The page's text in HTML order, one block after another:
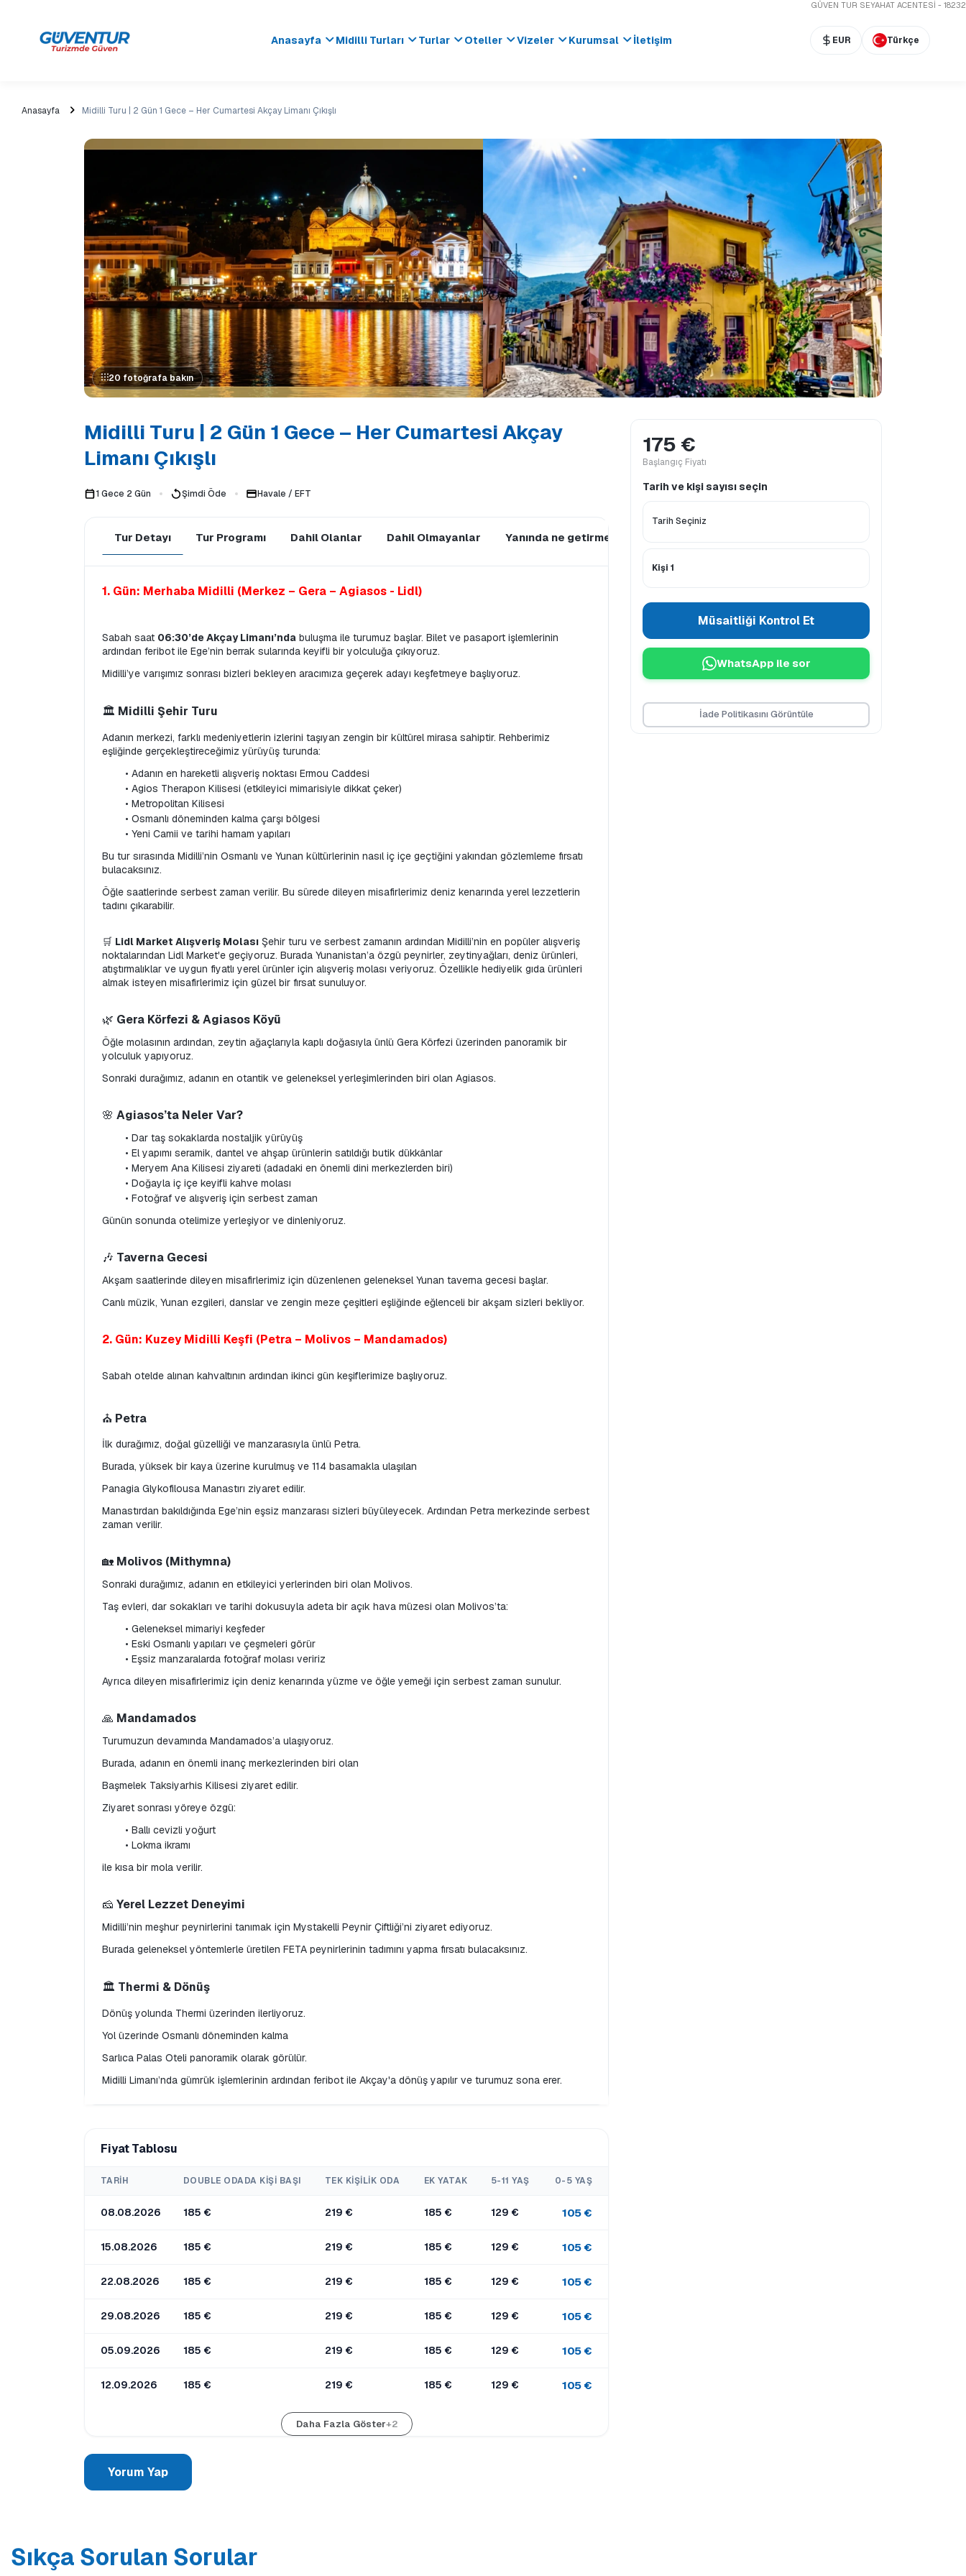
GÜVEN TUR SEYAHAT ACENTESİ - 18232
Anasayfa Midilli Turları Turlar Oteller Vizeler Kurumsal İletişim EUR Türkçe
Anasayfa Midilli Turu | 2 Gün 1 Gece – Her Cumartesi Akçay Limanı Çıkışlı
20 fotoğrafa bakın
Midilli Turu | 2 Gün 1 Gece – Her Cumartesi Akçay
Limanı Çıkışlı
1 Gece 2 Gün Şimdi Öde Havale / EFT
Tur Detayı Tur Programı Dahil Olanlar Dahil Olmayanlar Yanında ne getirmeli?
1. Gün: Merhaba Midilli (Merkez – Gera – Agiasos - Lidl)
Sabah saat 06:30’de Akçay Limanı’nda buluşma ile turumuz başlar. Bilet ve pasaport işlemlerinin
ardından feribot ile Ege’nin berrak sularında keyifli bir yolculuğa çıkıyoruz.
Midilli’ye varışımız sonrası bizleri bekleyen aracımıza geçerek adayı keşfetmeye başlıyoruz.
🏛️ Midilli Şehir Turu
Adanın merkezi, farklı medeniyetlerin izlerini taşıyan zengin bir kültürel mirasa sahiptir. Rehberimiz
eşliğinde gerçekleştireceğimiz yürüyüş turunda:
Adanın en hareketli alışveriş noktası Ermou Caddesi
Agios Therapon Kilisesi (etkileyici mimarisiyle dikkat çeker)
Metropolitan Kilisesi
Osmanlı döneminden kalma çarşı bölgesi
Yeni Camii ve tarihi hamam yapıları
Bu tur sırasında Midilli’nin Osmanlı ve Yunan kültürlerinin nasıl iç içe geçtiğini yakından gözlemleme fırsatı
bulacaksınız.
Öğle saatlerinde serbest zaman verilir. Bu sürede dileyen misafirlerimiz deniz kenarında yerel lezzetlerin
tadını çıkarabilir.
🛒 Lidl Market Alışveriş Molası Şehir turu ve serbest zamanın ardından Midilli’nin en popüler alışveriş
noktalarından Lidl Market'e geçiyoruz. Burada Yunanistan’a özgü peynirler, zeytinyağları, deniz ürünleri,
atıştırmalıklar ve uygun fiyatlı yerel ürünler için alışveriş molası veriyoruz. Özellikle hediyelik gıda ürünleri
almak isteyen misafirlerimiz için güzel bir fırsat sunuluyor.
🌿 Gera Körfezi & Agiasos Köyü
Öğle molasının ardından, zeytin ağaçlarıyla kaplı doğasıyla ünlü Gera Körfezi üzerinden panoramik bir
yolculuk yapıyoruz.
Sonraki durağımız, adanın en otantik ve geleneksel yerleşimlerinden biri olan Agiasos.
🌸 Agiasos’ta Neler Var?
Dar taş sokaklarda nostaljik yürüyüş
El yapımı seramik, dantel ve ahşap ürünlerin satıldığı butik dükkânlar
Meryem Ana Kilisesi ziyareti (adadaki en önemli dini merkezlerden biri)
Doğayla iç içe keyifli kahve molası
Fotoğraf ve alışveriş için serbest zaman
Günün sonunda otelimize yerleşiyor ve dinleniyoruz.
🎶 Taverna Gecesi
Akşam saatlerinde dileyen misafirlerimiz için düzenlenen geleneksel Yunan taverna gecesi başlar.
Canlı müzik, Yunan ezgileri, danslar ve zengin meze çeşitleri eşliğinde eğlenceli bir akşam sizleri bekliyor.
2. Gün: Kuzey Midilli Keşfi (Petra – Molivos – Mandamados)
Sabah otelde alınan kahvaltının ardından ikinci gün keşiflerimize başlıyoruz.
⛪ Petra
İlk durağımız, doğal güzelliği ve manzarasıyla ünlü Petra.
Burada, yüksek bir kaya üzerine kurulmuş ve 114 basamakla ulaşılan
Panagia Glykofilousa Manastırı ziyaret edilir.
Manastırdan bakıldığında Ege’nin eşsiz manzarası sizleri büyüleyecek. Ardından Petra merkezinde serbest
zaman verilir.
🏡 Molivos (Mithymna)
Sonraki durağımız, adanın en etkileyici yerlerinden biri olan Molivos.
Taş evleri, dar sokakları ve tarihi dokusuyla adeta bir açık hava müzesi olan Molivos’ta:
Geleneksel mimariyi keşfeder
Eski Osmanlı yapıları ve çeşmeleri görür
Eşsiz manzaralarda fotoğraf molası veririz
Ayrıca dileyen misafirlerimiz için deniz kenarında yüzme ve öğle yemeği için serbest zaman sunulur.
🙏 Mandamados
Turumuzun devamında Mandamados’a ulaşıyoruz.
Burada, adanın en önemli inanç merkezlerinden biri olan
Başmelek Taksiyarhis Kilisesi ziyaret edilir.
Ziyaret sonrası yöreye özgü:
Ballı cevizli yoğurt
Lokma ikramı
ile kısa bir mola verilir.
🧀 Yerel Lezzet Deneyimi
Midilli’nin meşhur peynirlerini tanımak için Mystakelli Peynir Çiftliği’ni ziyaret ediyoruz.
Burada geleneksel yöntemlerle üretilen FETA peynirlerinin tadımını yapma fırsatı bulacaksınız.
🏛️ Thermi & Dönüş
Dönüş yolunda Thermi üzerinden ilerliyoruz.
Yol üzerinde Osmanlı döneminden kalma
Sarlıca Palas Oteli panoramik olarak görülür.
Midilli Limanı’nda gümrük işlemlerinin ardından feribot ile Akçay'a dönüş yapılır ve turumuz sona erer.
Fiyat Tablosu
TARIH DOUBLE ODADA KIŞI BAŞI TEK KIŞILIK ODA EK YATAK 5-11 YAŞ 0-5 YAŞ
08.08.2026 185 € 219 € 185 € 129 € 105 €
15.08.2026 185 € 219 € 185 € 129 € 105 €
22.08.2026 185 € 219 € 185 € 129 € 105 €
29.08.2026 185 € 219 € 185 € 129 € 105 €
05.09.2026 185 € 219 € 185 € 129 € 105 €
12.09.2026 185 € 219 € 185 € 129 € 105 €
Daha Fazla Göster+2
175 €
Başlangıç Fiyatı
Tarih ve kişi sayısı seçin
Kişi 1
Müsaitliği Kontrol Et
WhatsApp ile sor
İade Politikasını Görüntüle
Yorum Yap
Sıkça Sorulan Sorular